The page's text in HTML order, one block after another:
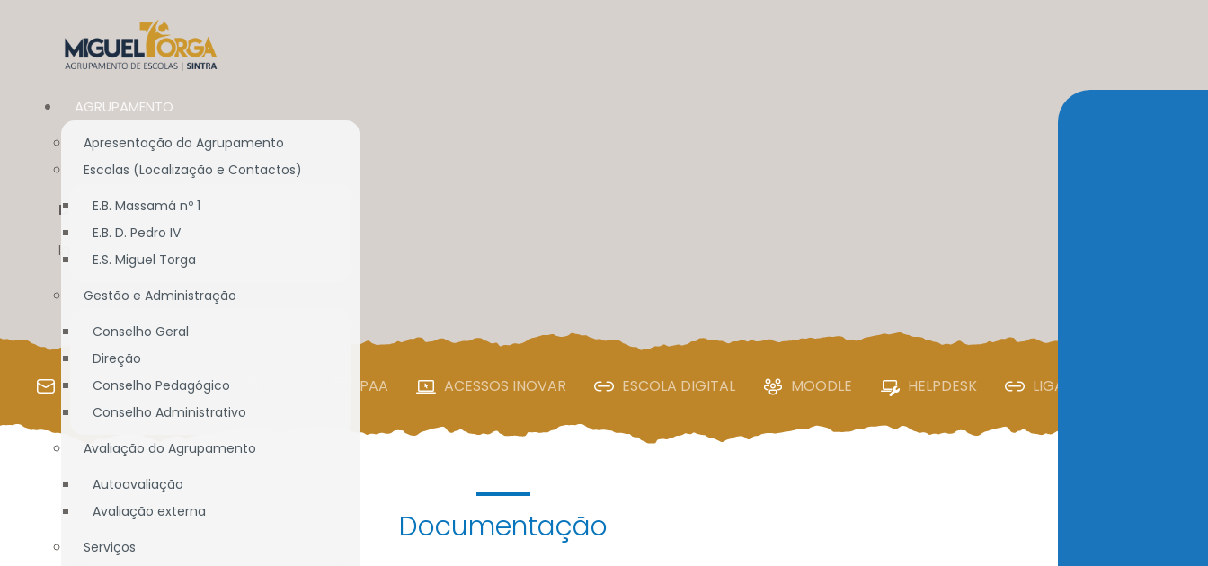
AGRUPAMENTO
Apresentação do Agrupamento
Escolas (Localização e Contactos)
E.B. Massamá nº 1
E.B. D. Pedro IV
E.S. Miguel Torga
Gestão e Administração
Conselho Geral
Direção
Conselho Pedagógico
Conselho Administrativo
Avaliação do Agrupamento
Autoavaliação
Avaliação externa
Serviços
DOCUMENTAÇÃO
Início // Documentação
WEBMAIL SIGE PAA ACESSOS INOVAR ESCOLA DIGITAL MOODLE HELPDESK LIGAÇÕES ÚTEIS
Documentação